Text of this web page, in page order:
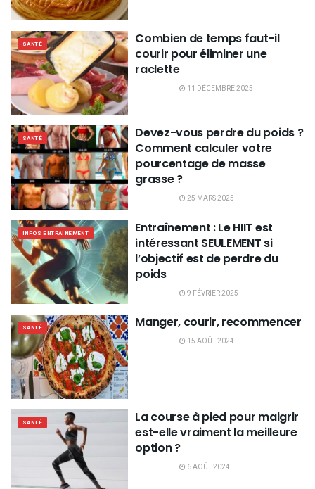
SANTÉ
Combien de temps faut-il
courir pour éliminer une
raclette
11 DÉCEMBRE 2025
SANTÉ
Devez-vous perdre du poids ?
Comment calculer votre
pourcentage de masse
grasse ?
25 MARS 2025
INFOS ENTRAINEMENT
Entraînement : Le HIIT est
intéressant SEULEMENT si
l’objectif est de perdre du
poids
9 FÉVRIER 2025
SANTÉ Manger, courir, recommencer
15 AOÛT 2024
SANTÉ
La course à pied pour maigrir
est-elle vraiment la meilleure
option ?
6 AOÛT 2024